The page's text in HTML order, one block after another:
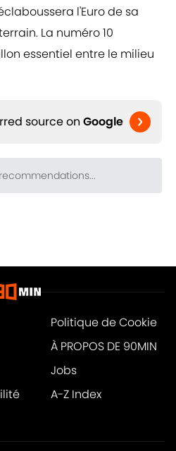
l'Euro de sa
La numéro 10
essentiel entre le milieu
source on Google
Warren Zaïre-Emery
on Invalid Date
Politique de Cookie